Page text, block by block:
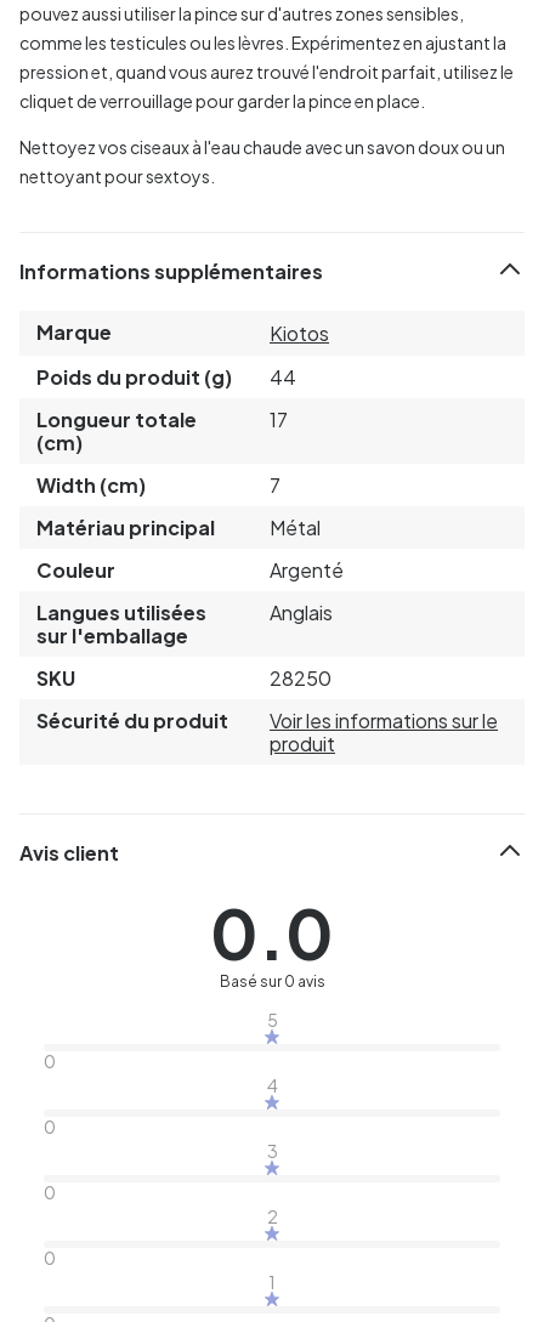
pouvez aussi utiliser la pince sur d'autres zones sensibles,
comme les testicules ou les lèvres. Expérimentez en ajustant la
pression et, quand vous aurez trouvé l'endroit parfait, utilisez le
cliquet de verrouillage pour garder la pince en place.
Nettoyez vos ciseaux à l'eau chaude avec un savon doux ou un
nettoyant pour sextoys.
Informations supplémentaires
Marque
Kiotos
Poids du produit (g)
44
Longueur totale
(cm)
17
Width (cm)
7
Matériau principal
Métal
Couleur
Argenté
Langues utilisées
sur l'emballage
Anglais
SKU
28250
Sécurité du produit
Voir les informations sur le
produit
Avis client
0.0
Basé sur 0 avis
5
0
4
0
3
0
2
0
1